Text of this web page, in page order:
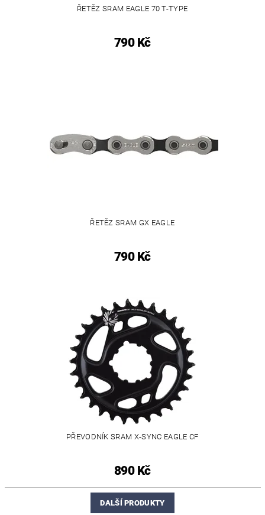
ŘETĚZ SRAM EAGLE 70 T-TYPE
790 Kč
ŘETĚZ SRAM GX EAGLE
790 Kč
PŘEVODNÍK SRAM X-SYNC EAGLE CF
890 Kč
DALŠÍ PRODUKTY